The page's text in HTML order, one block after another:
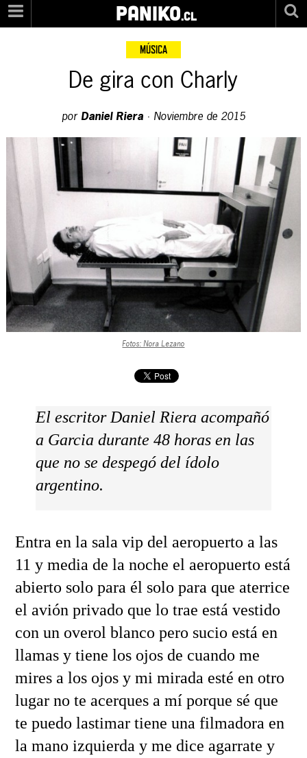
PANIKO.cl
MÚSICA
De gira con Charly
por Daniel Riera· Noviembre de 2015
Fotos: Nora Lezano
El escritor Daniel Riera acompañó
a Garcia durante 48 horas en las
que no se despegó del ídolo
argentino.
Entra en la sala vip del aeropuerto a las
11 y media de la noche el aeropuerto está
abierto solo para él solo para que aterrice
el avión privado que lo trae está vestido
con un overol blanco pero sucio está en
llamas y tiene los ojos de cuando me
mires a los ojos y mi mirada esté en otro
lugar no te acerques a mí porque sé que
te puedo lastimar tiene una filmadora en
la mano izquierda y me dice agarrate y